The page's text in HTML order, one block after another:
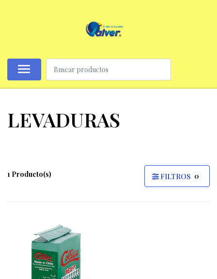
LEVADURAS
1 Producto(s) FILTROS 0